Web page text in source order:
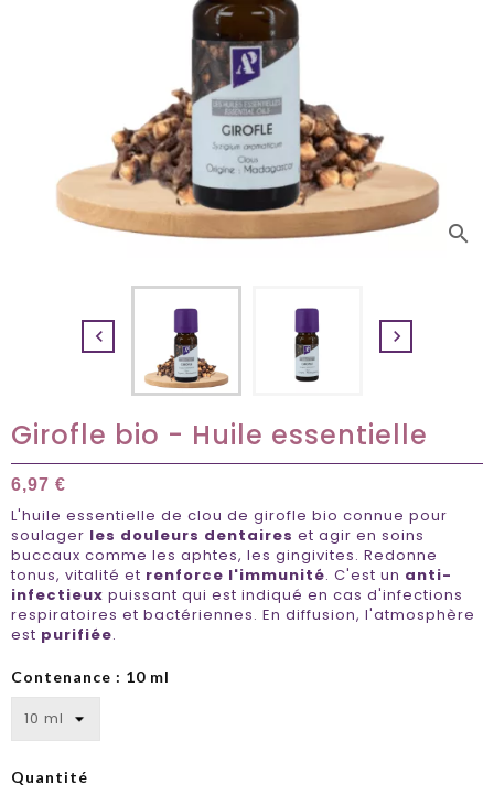
search
 
Girofle bio - Huile essentielle
6,97 €
L'huile essentielle de clou de girofle bio connue pour
soulager les douleurs dentaires et agir en soins
buccaux comme les aphtes, les gingivites. Redonne
tonus, vitalité et renforce l'immunité. C'est un anti-
infectieux puissant qui est indiqué en cas d'infections
respiratoires et bactériennes. En diffusion, l'atmosphère
est purifiée.
Contenance : 10 ml
Quantité